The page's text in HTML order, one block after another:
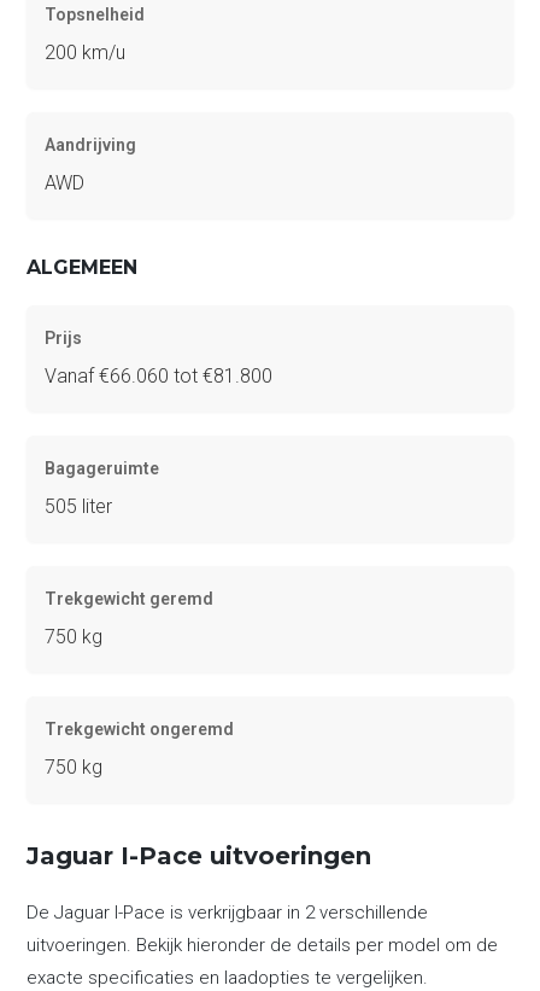
Topsnelheid
200 km/u
Aandrijving
AWD
ALGEMEEN
Prijs
Vanaf €66.060 tot €81.800
Bagageruimte
505 liter
Trekgewicht geremd
750 kg
Trekgewicht ongeremd
750 kg
Jaguar I-Pace uitvoeringen
De Jaguar I-Pace is verkrijgbaar in 2 verschillende
uitvoeringen. Bekijk hieronder de details per model om de
exacte specificaties en laadopties te vergelijken.